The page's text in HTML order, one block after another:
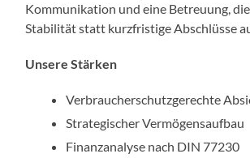
Kommunikation und eine Betreuung,
Stabilität statt kurzfristige Abschlüsse
Unsere Stärken
Verbraucherschutzgerechte
Strategischer Vermögensaufbau
Finanzanalyse nach DIN 77230